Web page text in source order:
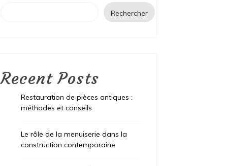
Rechercher
Recent Posts
Restauration de pièces antiques :
méthodes et conseils
Le rôle de la menuiserie dans la
construction contemporaine